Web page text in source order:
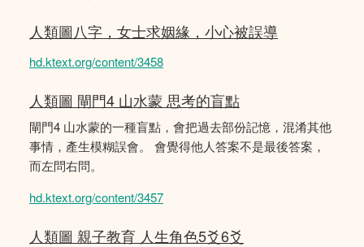
人類圖八字，女士求姻緣，小心被誤導
hd.ktext.org/content/3458
人類圖 閘門4 山水蒙 思考的盲點
閘門4 山水蒙的一種盲點，會把過去部份記憶，混淆其他
事情，產生模糊誤會。 會覺得他人答案不是最後答案，
而左問右問。
hd.ktext.org/content/3457
人類圖 親子教育 人生角色5爻6爻